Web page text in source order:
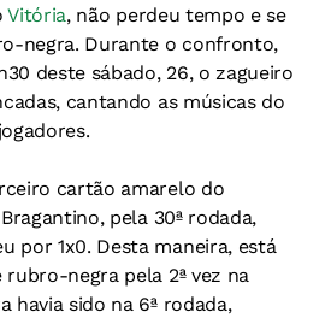
Vitória, não perdeu tempo e se
negra. Durante o confronto,
deste sábado, 26, o zagueiro
cantando as músicas do
cartão amarelo do
pela 30ª rodada,
por 1x0. Desta maneira, está
negra pela 2ª vez na
havia sido na 6ª rodada,